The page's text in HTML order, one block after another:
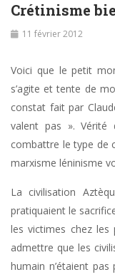
Crétinisme
11 février 2012
Voici que le petit
s’agite et tente de
constat fait par
valent pas ». Vérité
combattre le type de
marxisme léninisme
La civilisation
pratiquaient le
les victimes chez les
admettre que les
humain n’étaient